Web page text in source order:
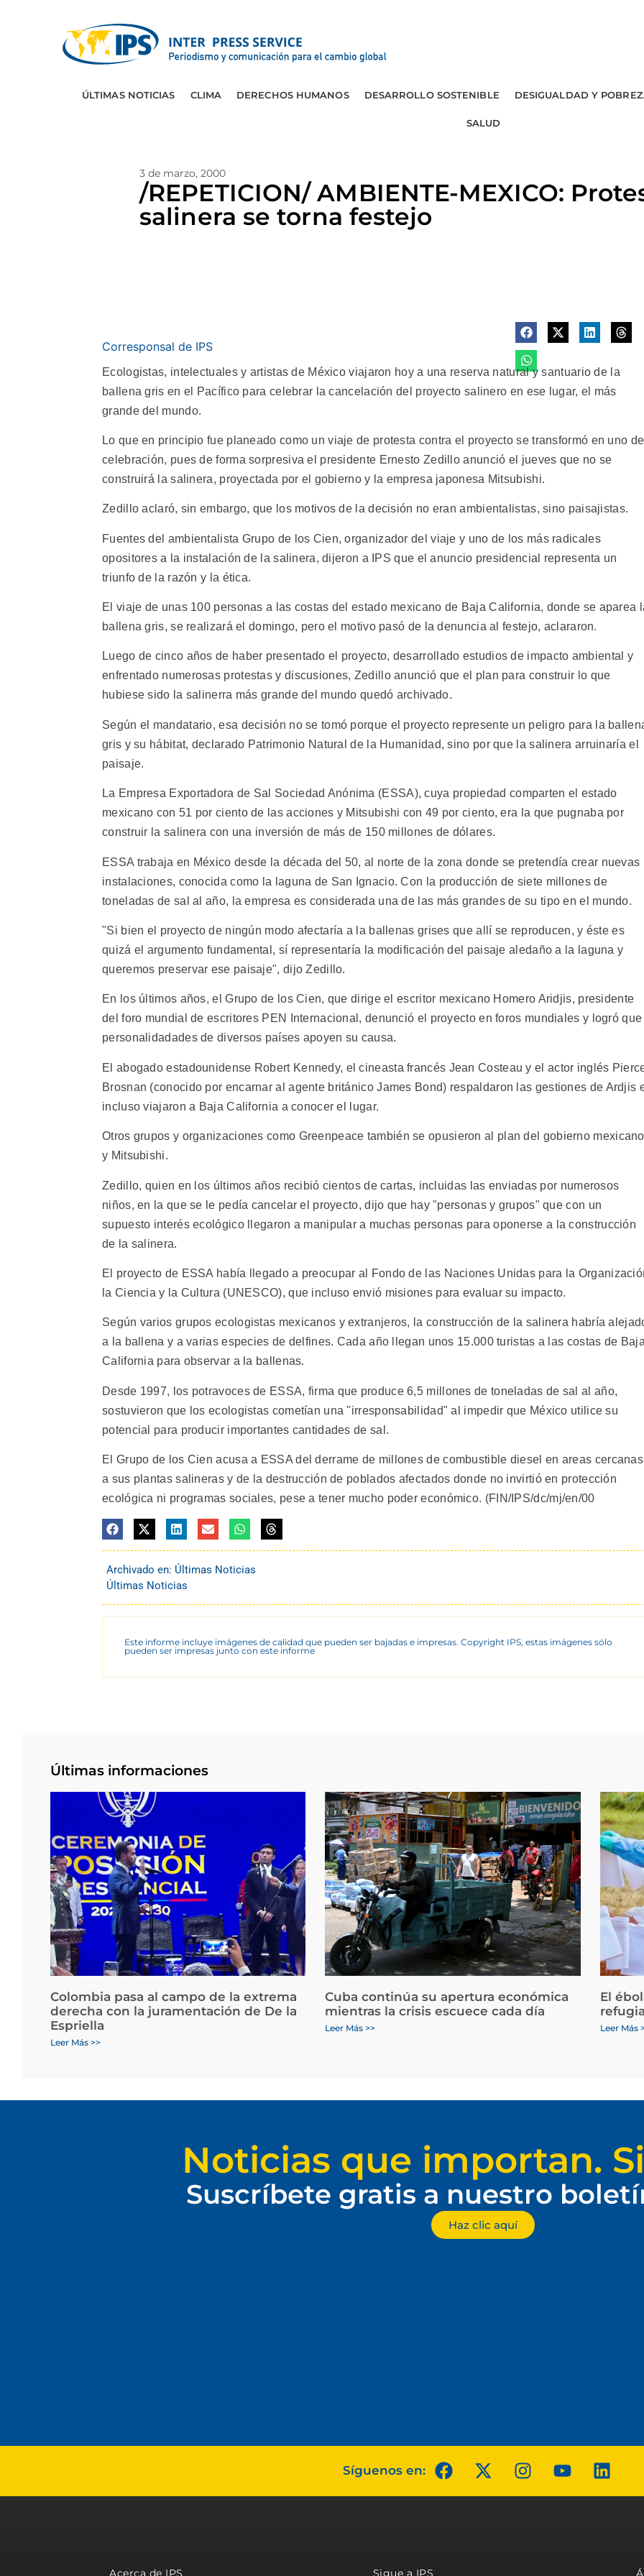
ÚLTIMAS NOTICIAS CLIMA DERECHOS HUMANOS DESARROLLO SOSTENIBLE DESIGUALDAD Y
SALUD
3 de marzo, 2000
/REPETICION/ AMBIENTE-MEXICO:
salinera se torna festejo
Corresponsal de IPS
Ecologistas, intelectuales y artistas de México viajaron hoy a una reserva natural y santuario de la
ballena gris en el Pacífico para celebrar la cancelación del proyecto salinero en ese lugar, el más
grande del mundo.
Lo que en principio fue planeado como un viaje de protesta contra el proyecto se transformó en uno de
celebración, pues de forma sorpresiva el presidente Ernesto Zedillo anunció el jueves que no se
construirá la salinera, proyectada por el gobierno y la empresa japonesa Mitsubishi.
Zedillo aclaró, sin embargo, que los motivos de la decisión no eran ambientalistas, sino paisajistas.
Fuentes del ambientalista Grupo de los Cien, organizador del viaje y uno de los más radicales
opositores a la instalación de la salinera, dijeron a IPS que el anuncio presidencial representa un
triunfo de la razón y la ética.
El viaje de unas 100 personas a las costas del estado mexicano de Baja California, donde se aparea
ballena gris, se realizará el domingo, pero el motivo pasó de la denuncia al festejo, aclararon.
Luego de cinco años de haber presentado el proyecto, desarrollado estudios de impacto ambiental y
enfrentado numerosas protestas y discusiones, Zedillo anunció que el plan para construir lo que
hubiese sido la salinerra más grande del mundo quedó archivado.
Según el mandatario, esa decisión no se tomó porque el proyecto represente un peligro para la
gris y su hábitat, declarado Patrimonio Natural de la Humanidad, sino por que la salinera arruinaría el
paisaje.
La Empresa Exportadora de Sal Sociedad Anónima (ESSA), cuya propiedad comparten el estado
mexicano con 51 por ciento de las acciones y Mitsubishi con 49 por ciento, era la que pugnaba por
construir la salinera con una inversión de más de 150 millones de dólares.
ESSA trabaja en México desde la década del 50, al norte de la zona donde se pretendía crear nuevas
instalaciones, conocida como la laguna de San Ignacio. Con la producción de siete millones de
toneladas de sal al año, la empresa es considerada una de las más grandes de su tipo en el mundo.
"Si bien el proyecto de ningún modo afectaría a la ballenas grises que allí se reproducen, y éste es
quizá el argumento fundamental, sí representaría la modificación del paisaje aledaño a la laguna y
queremos preservar ese paisaje", dijo Zedillo.
En los últimos años, el Grupo de los Cien, que dirige el escritor mexicano Homero Aridjis, presidente
del foro mundial de escritores PEN Internacional, denunció el proyecto en foros mundiales y logró que
personalidadades de diversos países apoyen su causa.
El abogado estadounidense Robert Kennedy, el cineasta francés Jean Costeau y el actor inglés
Brosnan (conocido por encarnar al agente británico James Bond) respaldaron las gestiones de Ardjis
incluso viajaron a Baja California a conocer el lugar.
Otros grupos y organizaciones como Greenpeace también se opusieron al plan del gobierno mexicano
y Mitsubishi.
Zedillo, quien en los últimos años recibió cientos de cartas, incluidas las enviadas por numerosos
niños, en la que se le pedía cancelar el proyecto, dijo que hay "personas y grupos" que con un
supuesto interés ecológico llegaron a manipular a muchas personas para oponerse a la construcción
de la salinera.
El proyecto de ESSA había llegado a preocupar al Fondo de las Naciones Unidas para la
la Ciencia y la Cultura (UNESCO), que incluso envió misiones para evaluar su impacto.
Según varios grupos ecologistas mexicanos y extranjeros, la construcción de la salinera habría
a la ballena y a varias especies de delfines. Cada año llegan unos 15.000 turistas a las costas de
California para observar a la ballenas.
Desde 1997, los potravoces de ESSA, firma que produce 6,5 millones de toneladas de sal al año,
sostuvieron que los ecologistas cometían una "irresponsabilidad" al impedir que México utilice su
potencial para producir importantes cantidades de sal.
El Grupo de los Cien acusa a ESSA del derrame de millones de combustible diesel en areas cercanas
a sus plantas salineras y de la destrucción de poblados afectados donde no invirtió en protección
ecológica ni programas sociales, pese a tener mucho poder económico. (FIN/IPS/dc/mj/en/00
Archivado en: Últimas Noticias
Últimas Noticias
Este informe incluye imágenes de calidad que pueden ser bajadas e impresas. Copyright IPS, estas imágenes sólo
pueden ser impresas junto con este informe
Últimas informaciones
Colombia pasa al campo de la extrema
derecha con la juramentación de De la
Espriella
Leer Más >>
Cuba continúa su apertura económica
mientras la crisis escuece cada día
Leer Más >>
El
Leer Más
Noticias que importan.
Suscríbete gratis a nuestro
Haz clic aquí
Síguenos en:
Acerca de IPS Sigue a IPS